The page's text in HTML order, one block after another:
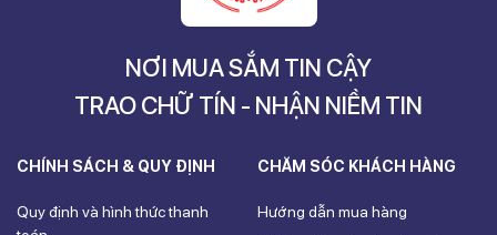
NƠI MUA SẮM TIN CẬY
TRAO CHỮ TÍN - NHẬN NIỀM TIN
CHÍNH SÁCH & QUY ĐỊNH
Quy định và hình thức thanh
CHĂM SÓC KHÁCH HÀNG
Hướng dẫn mua hàng